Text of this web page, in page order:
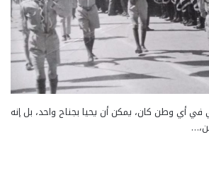
في أي وطن كان، يمكن أن يحيا بجناح واحد، بل إنه